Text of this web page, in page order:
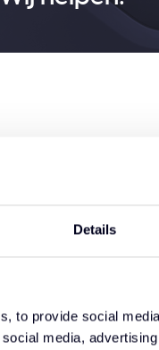
Details
to provide social
media,